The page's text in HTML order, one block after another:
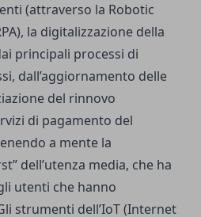
(attraverso la Robotic
la digitalizzazione della
principali processi di
dall’aggiornamento delle
del rinnovo
di pagamento del
a mente la
” dell’utenza media, che ha
utenti che hanno
strumenti dell’IoT (Internet